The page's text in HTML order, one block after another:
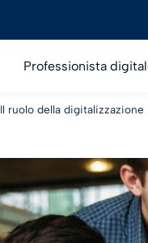
Professionista
Il ruolo della